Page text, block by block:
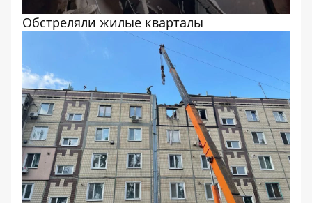
Обстреляли жилые кварталы